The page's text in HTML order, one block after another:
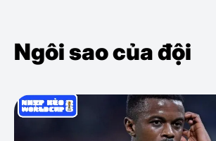
Ngôi sao của đội